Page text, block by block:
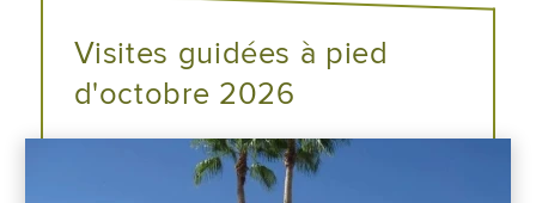
Visites guidées à pied
d'octobre 2026